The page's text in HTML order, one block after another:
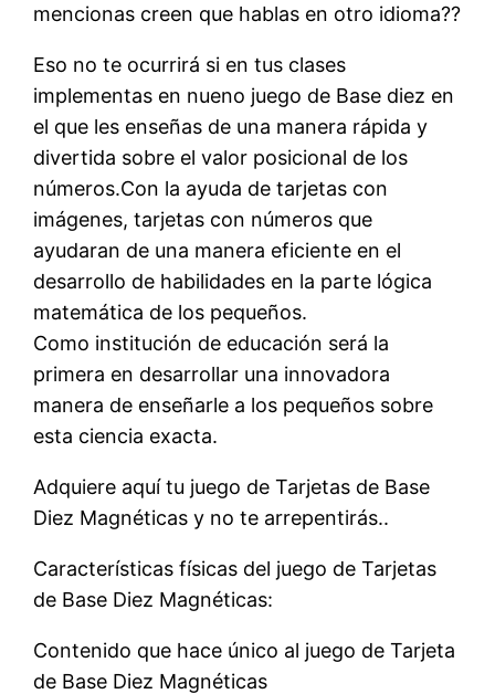
mencionas creen que hablas en otro idioma??
Eso no te ocurrirá si en tus clases
implementas en nueno juego de Base diez en
el que les enseñas de una manera rápida y
divertida sobre el valor posicional de los
números.Con la ayuda de tarjetas con
imágenes, tarjetas con números que
ayudaran de una manera eficiente en el
desarrollo de habilidades en la parte lógica
matemática de los pequeños.
Como institución de educación será la
primera en desarrollar una innovadora
manera de enseñarle a los pequeños sobre
esta ciencia exacta.
Adquiere aquí tu juego de Tarjetas de Base
Diez Magnéticas y no te arrepentirás..
Características físicas del juego de Tarjetas
de Base Diez Magnéticas:
Contenido que hace único al juego de Tarjeta
de Base Diez Magnéticas